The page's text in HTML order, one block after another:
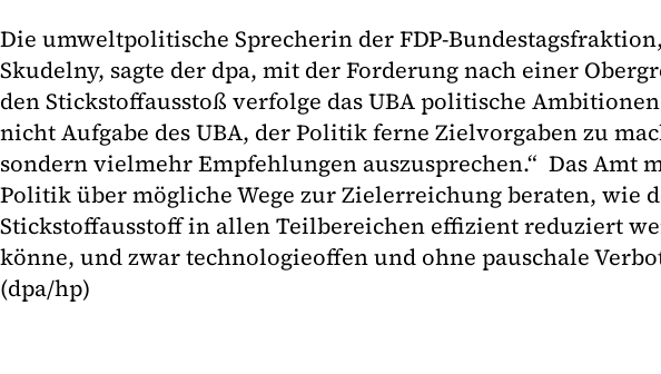
Die umweltpolitische Sprecherin der FDP-
Skudelny, sagte der dpa, mit der Forderung nach einer
den Stickstoffausstoß verfolge das UBA politische
nicht Aufgabe des UBA, der Politik ferne Zielvorgaben zu
sondern vielmehr Empfehlungen auszusprechen.“ Das Amt
Politik über mögliche Wege zur Zielerreichung beraten, wie
Stickstoffausstoff in allen Teilbereichen effizient reduziert
könne, und zwar technologieoffen und ohne pauschale
(dpa/hp)